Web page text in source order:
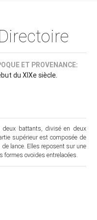
ET PROVENANCE:
du XIXe siècle.
deux battants, divisé en deux
supérieur est composée de
lance. Elles reposent sur une
formes ovoïdes entrelacées.